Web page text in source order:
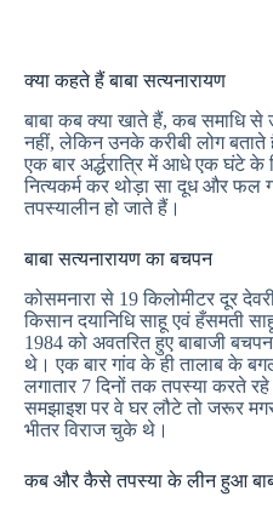
क्या कहते हैं बाबा सत्यनारायण
बाबा कब क्या खाते हैं, कब समाधि से
नहीं, लेकिन उनके करीबी लोग
एक बार अर्द्धरात्रि में आधे एक घंटे
नित्यकर्म कर थोड़ा सा दूध और फल
तपस्यालीन हो जाते हैं।
बाबा सत्यनारायण का बचपन
कोसमनारा से 19 किलोमीटर दूर
किसान दयानिधि साहू एवं हँसमती
1984 को अवतरित हुए बाबाजी
थे। एक बार गांव के ही तालाब के
लगातार 7 दिनों तक तपस्या करते
समझाइश पर वे घर लौटे तो जरूर
भीतर विराज चुके थे।
कब और कैसे तपस्या के लीन हुआ